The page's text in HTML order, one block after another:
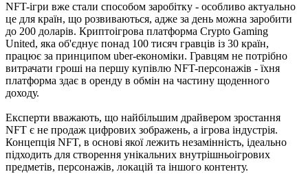
NFT-ігри вже стали способом заробітку - особливо актуально
це для країн, що розвиваються, адже за день можна заробити
до 200 доларів. Криптоігрова платформа Crypto Gaming
United, яка об'єднує понад 100 тисяч гравців із 30 країн,
працює за принципом uber-економіки. Гравцям не потрібно
витрачати гроші на першу купівлю NFT-персонажів - їхня
платформа здає в оренду в обмін на частину щоденного
доходу.
Експерти вважають, що найбільшим драйвером зростання
NFT є не продаж цифрових зображень, а ігрова індустрія.
Концепція NFT, в основі якої лежить незамінність, ідеально
підходить для створення унікальних внутрішньоігрових
предметів, персонажів, локацій та іншого контенту.